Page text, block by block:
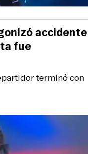
terminó con
accidente
fue